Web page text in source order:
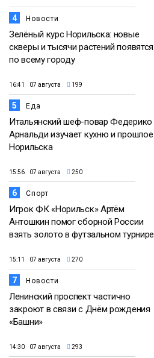
4 Новости
Зелёный курс Норильска: новые
скверы и тысячи растений появятся
по всему городу
16:41 07 августа 199
5 Еда
Итальянский шеф-повар Федерико
Арнальди изучает кухню и прошлое
Норильска
15:56 07 августа 250
6 Спорт
Игрок ФК «Норильск» Артём
Антошкин помог сборной России
взять золото в футзальном турнире
15:11 07 августа 270
7 Новости
Ленинский проспект частично
закроют в связи с Днём рождения
«Башни»
14:30 07 августа 293